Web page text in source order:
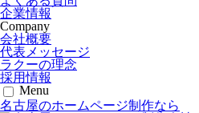
企業情報
Company
会社概要
代表メッセージ
ラクーの理念
採用情報
Menu
名古屋のホームページ制作なら